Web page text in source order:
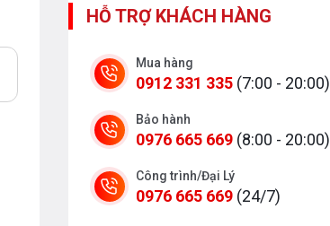
HỖ TRỢ KHÁCH HÀNG
Mua hàng
0912 331 335 (7:00 - 20:00)
Bảo hành
0976 665 669 (8:00 - 20:00)
Công trình/Đại Lý
0976 665 669 (24/7)